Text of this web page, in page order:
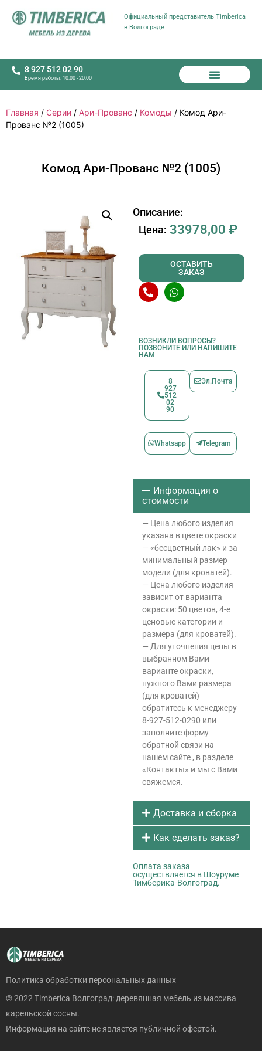
Официальный представитель Timberica
в Волгограде
8 927 512 02 90
Время работы: 10:00 - 20:00
Главная / Серии / Ари-Прованс / Комоды / Комод Ари-
Прованс №2 (1005)
Комод Ари-Прованс №2 (1005)
Описание:
Цена: 33978,00 ₽
ОСТАВИТЬ
ЗАКАЗ
ВОЗНИКЛИ ВОПРОСЫ?
ПОЗВОНИТЕ ИЛИ НАПИШИТЕ
НАМ
8
927
512
02
90
Эл.Почта
Whatsapp Telegram
Информация о
стоимости
— Цена любого изделия
указана в цвете окраски
— «бесцветный лак» и за
минимальный размер
модели (для кроватей).
— Цена любого изделия
зависит от варианта
окраски: 50 цветов, 4-е
ценовые категории и
размера (для кроватей).
— Для уточнения цены в
выбранном Вами
варианте окраски,
нужного Вами размера
(для кроватей)
обратитесь к менеджеру
8-927-512-0290 или
заполните форму
обратной связи на
нашем сайте , в разделе
«Контакты» и мы с Вами
свяжемся.
Доставка и сборка
Как сделать заказ?
Оплата заказа
осуществляется в Шоуруме
Тимберика-Волгоград.
Политика обработки персональных данных
© 2022 Timberica Волгоград: деревянная мебель из массива
карельской сосны.
Информация на сайте не является публичной офертой.